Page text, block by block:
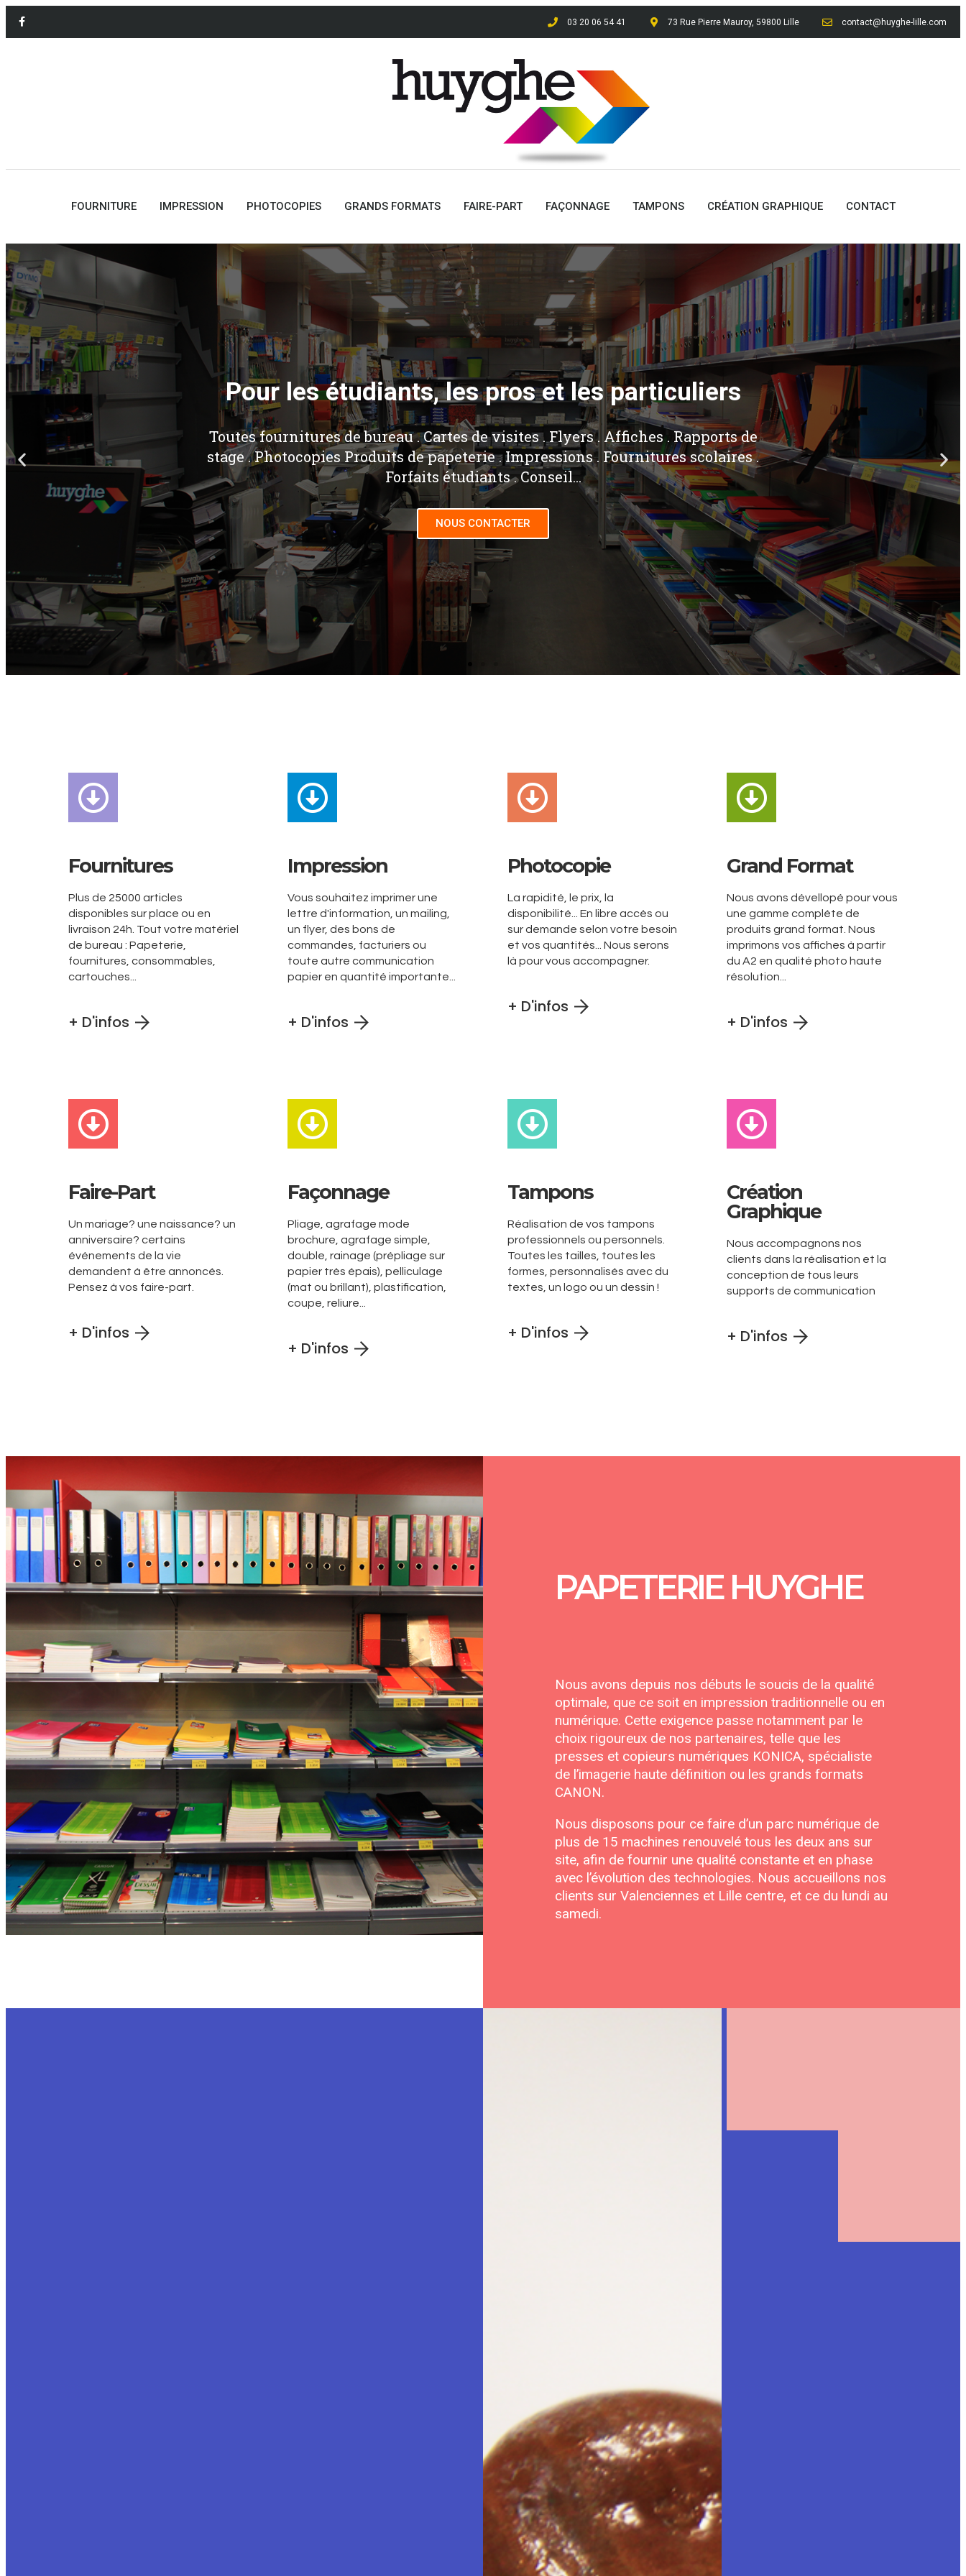
03 20 06 54 41 73 Rue Pierre Mauroy, 59800 Lille contact@huyghe-lille.com
FOURNITURE IMPRESSION PHOTOCOPIES GRANDS FORMATS FAIRE-PART FAÇONNAGE TAMPONS CRÉATION GRAPHIQUE CONTACT
Pour les étudiants, les pros et les particuliers
Toutes fournitures de bureau . Cartes de visites . Flyers . Affiches . Rapports de
stage . Photocopies Produits de papeterie . Impressions . Fournitures scolaires .
Forfaits étudiants . Conseil...
NOUS CONTACTER
Fournitures
Plus de 25000 articles
disponibles sur place ou en
livraison 24h. Tout votre matériel
de bureau : Papeterie,
fournitures, consommables,
cartouches...
+ D'infos
Impression
Vous souhaitez imprimer une
lettre d'information, un mailing,
un flyer, des bons de
commandes, facturiers ou
toute autre communication
papier en quantité importante...
+ D'infos
Photocopie
La rapidité, le prix, la
disponibilité... En libre accès ou
sur demande selon votre besoin
et vos quantités... Nous serons
là pour vous accompagner.
+ D'infos
Grand Format
Nous avons dévellopé pour vous
une gamme compléte de
produits grand format. Nous
imprimons vos affiches à partir
du A2 en qualité photo haute
résolution...
+ D'infos
Faire-Part
Un mariage? une naissance? un
anniversaire? certains
événements de la vie
demandent à être annoncés.
Pensez à vos faire-part.
+ D'infos
Façonnage
Pliage, agrafage mode
brochure, agrafage simple,
double, rainage (prépliage sur
papier très épais), pelliculage
(mat ou brillant), plastification,
coupe, reliure...
+ D'infos
Tampons
Réalisation de vos tampons
professionnels ou personnels.
Toutes les tailles, toutes les
formes, personnalisés avec du
textes, un logo ou un dessin !
+ D'infos
Création
Graphique
Nous accompagnons nos
clients dans la réalisation et la
conception de tous leurs
supports de communication
+ D'infos
PAPETERIE HUYGHE
Nous avons depuis nos débuts le soucis de la qualité
optimale, que ce soit en impression traditionnelle ou en
numérique. Cette exigence passe notamment par le
choix rigoureux de nos partenaires, telle que les
presses et copieurs numériques KONICA, spécialiste
de l’imagerie haute définition ou les grands formats
CANON.
Nous disposons pour ce faire d’un parc numérique de
plus de 15 machines renouvelé tous les deux ans sur
site, afin de fournir une qualité constante et en phase
avec l’évolution des technologies. Nous accueillons nos
clients sur Valenciennes et Lille centre, et ce du lundi au
samedi.